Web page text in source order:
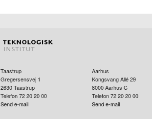
Taastrup
Gregersensvej 1
2630Taastrup
Telefon 72 20 20 00
Send e-mail
Aarhus
Kongsvang Allé 29
8000 Aarhus C
Telefon 72 20 20 00
Send e-mail